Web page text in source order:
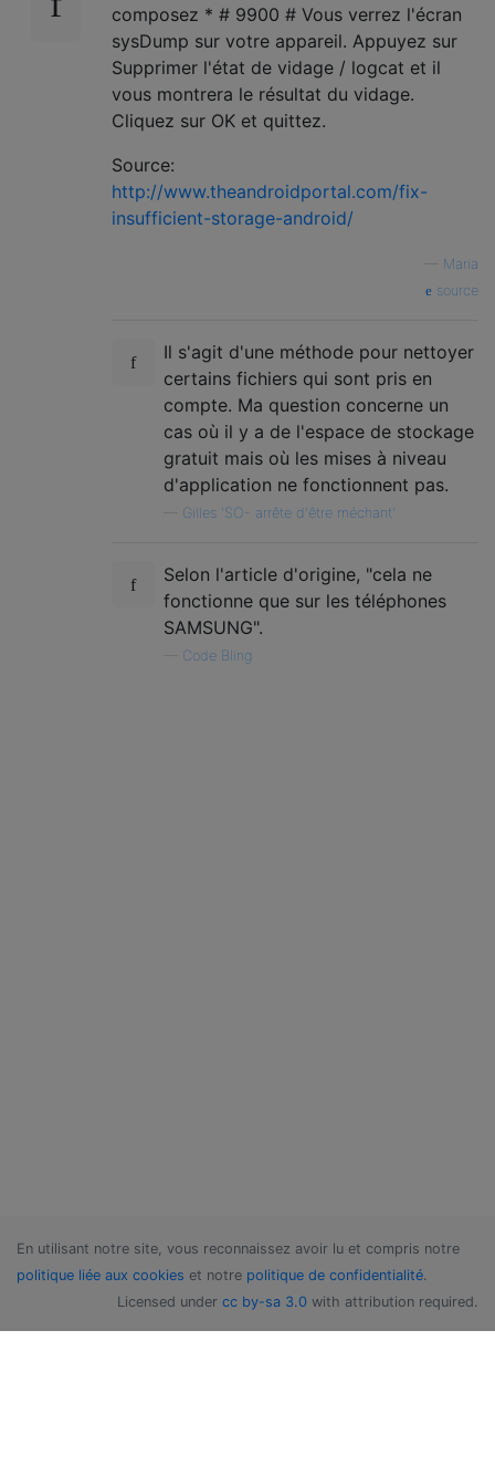
composez * # 9900 # Vous verrez l'écran
sysDump sur votre appareil. Appuyez sur
Supprimer l'état de vidage / logcat et il
vous montrera le résultat du vidage.
Cliquez sur OK et quittez.
Source:
http://www.theandroidportal.com/fix-
insufficient-storage-android/
Maria
source
Il s'agit d'une méthode pour nettoyer
certains fichiers qui sont pris en
compte. Ma question concerne un
cas où il y a de l'espace de stockage
gratuit mais où les mises à niveau
d'application ne fonctionnent pas.
Gilles 'SO- arrête d'être méchant'
Selon l'article d'origine, "cela ne
fonctionne que sur les téléphones
SAMSUNG".
Code Bling
En utilisant notre site, vous reconnaissez avoir lu et compris notre
politique liée aux cookies et notre politique de confidentialité.
Licensed under cc by-sa 3.0 with attribution required.